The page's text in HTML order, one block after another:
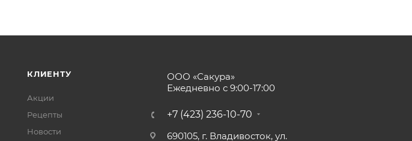
КЛИЕНТУ
Акции
Рецепты
Новости
ООО «Сакура»
Ежедневно с 9:00-17:00
+7 (423) 236-10-70
690105, г. Владивосток, ул.